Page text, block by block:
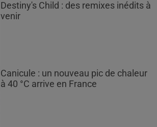
Destiny's Child : des remixes inédits à
venir
Canicule : un nouveau pic de chaleur
à 40 °C arrive en France